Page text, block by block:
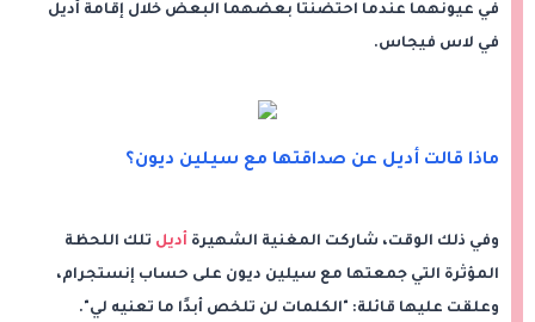
في عيونهما عندما احتضنتا بعضهما البعض خلال إقامة أديل
في لاس فيجاس.
ماذا قالت أديل عن صداقتها مع سيلين ديون؟
وفي ذلك الوقت، شاركت المغنية الشهيرة أديل تلك اللحظة
المؤثرة التي جمعتها مع سيلين ديون على حساب إنستجرام،
وعلقت عليها قائلة: "الكلمات لن تلخص أبدًا ما تعنيه لي".